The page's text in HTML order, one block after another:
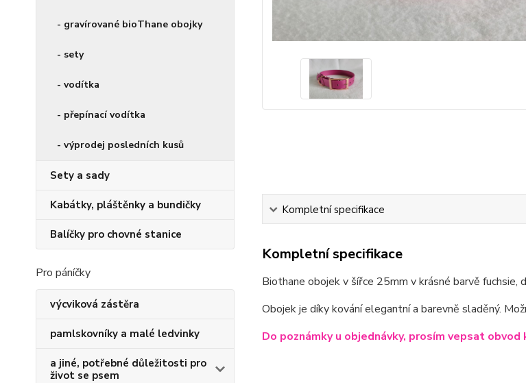
- gravírované bioThane obojky
- sety
- vodítka
- přepínací vodítka
- výprodej posledních kusů
Sety a sady
Kabátky, pláštěnky a bundičky
Balíčky pro chovné stanice
Pro páníčky
výcviková zástěra
pamlskovníky a malé ledvinky
a jiné, potřebné důležitosti pro
život se psem
Kompletní specifikace
Kompletní specifikace
Biothane obojek v šířce 25mm v krásné barvě fuchsie,
Obojek je díky kování elegantní a barevně sladěný.
Do poznámky u objednávky, prosím vepsat obvod